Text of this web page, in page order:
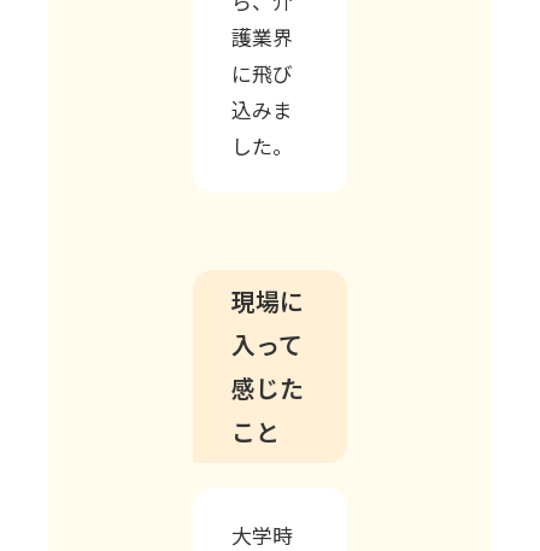
護業界
に飛び
込みま
した。
現場に
入って
感じた
こと
大学時